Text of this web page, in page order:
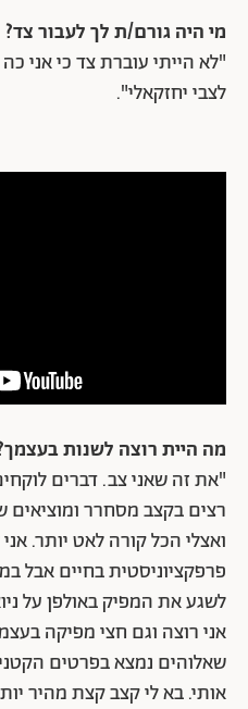
מי היה גורם/ת לך לעבור צד?
"לא הייתי עוברת צד כי אני
לצבי יחזקאלי".
מה היית רוצה לשנות
"את זה שאני צב. דברים
רצים בקצב מסחרר
ואצלי הכל קורה לאט יותר.
פרפקציוניסטית בחיים אבל
לשגע את המפיק באולפן על
אני רוצה וגם חצי מפיקה
שאלוהים נמצא בפרטים
אותי. בא לי קצב קצת מהיר